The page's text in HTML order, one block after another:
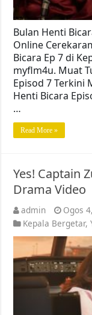
Bulan Henti
Online
Bicara Ep 7 di
myflm4u. Muat
Episod 7 Terkini
Henti Bicara
…
Read More »
Yes! Captain
Drama Video
admin
Ogos
Kepala Bergetar,